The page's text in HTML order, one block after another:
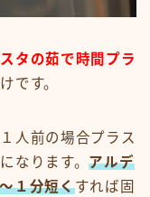
タの茹で時間プラ
です。
人前の場合プラス
なります。アルデ
１分短くすれば固